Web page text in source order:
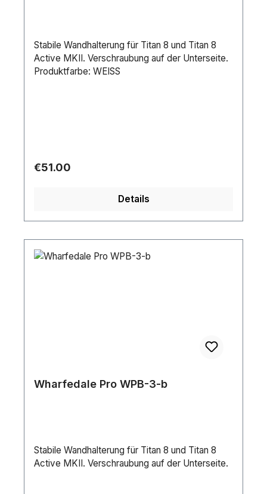
Stabile Wandhalterung für Titan 8 und Titan 8
Active MKII. Verschraubung auf der Unterseite.
Produktfarbe: WEISS
Regular price:
€51.00
Details
Wharfedale Pro WPB-3-b
Stabile Wandhalterung für Titan 8 und Titan 8
Active MKII. Verschraubung auf der Unterseite.